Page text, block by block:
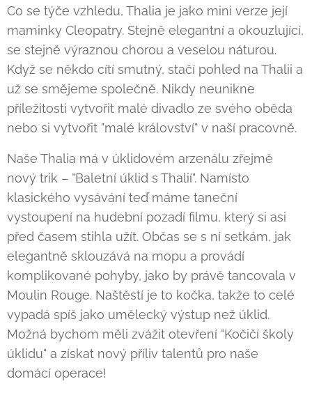
Co se týče vzhledu, Thalia je jako mini verze její
maminky Cleopatry. Stejně elegantní a okouzlující,
se stejně výraznou chorou a veselou náturou.
Když se někdo cítí smutný, stačí pohled na Thalii a
už se smějeme společně. Nikdy neunikne
příležitosti vytvořit malé divadlo ze svého oběda
nebo si vytvořit "malé království" v naší pracovně.
Naše Thalia má v úklidovém arzenálu zřejmě
nový trik – "Baletní úklid s Thalií". Namísto
klasického vysávání teď máme taneční
vystoupení na hudební pozadí filmu, který si asi
před časem stihla užít. Občas se s ní setkám, jak
elegantně sklouzává na mopu a provádí
komplikované pohyby, jako by právě tancovala v
Moulin Rouge. Naštěstí je to kočka, takže to celé
vypadá spíš jako umělecký výstup než úklid.
Možná bychom měli zvážit otevření "Kočičí školy
úklidu" a získat nový příliv talentů pro naše
domácí operace!